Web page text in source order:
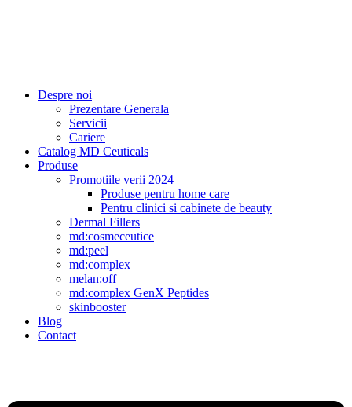
Despre noi
Prezentare Generala
Servicii
Cariere
Catalog MD Ceuticals
Produse
Promotiile verii 2024
Produse pentru home care
Pentru clinici si cabinete de beauty
Dermal Fillers
md:cosmeceutice
md:peel
md:complex
melan:off
md:complex GenX Peptides
skinbooster
Blog
Contact